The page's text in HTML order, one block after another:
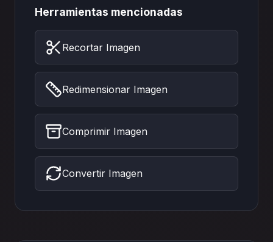
Herramientas mencionadas
Recortar Imagen
Redimensionar Imagen
Comprimir Imagen
Convertir Imagen